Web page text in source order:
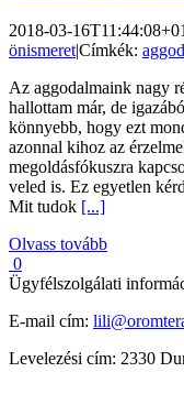
2018-03-
önismeret|Címkék:
Az aggodalmaink nagy
hallottam már, de
könnyebb, hogy ezt
azonnal kihoz az
megoldásfókuszra
veled is. Ez egyetlen
Mit tudok [...]
Olvass tovább
0
Ügyfélszolgálati
E-mail cím:
Levelezési cím: 2330